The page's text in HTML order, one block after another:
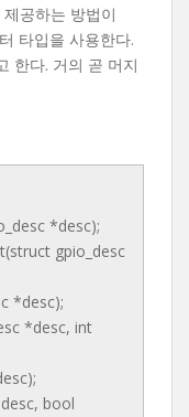
제공하는 방법이
타입을 사용한다.
한다. 거의 곧 머지
*desc);
gpio_desc
*desc);
*desc, int
bool